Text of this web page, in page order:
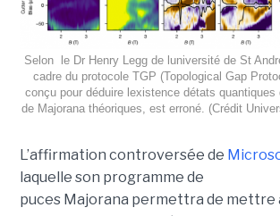
Selon le Dr Henry Legg de luniversité de St
cadre du protocole TGP (Topological Gap
conçu pour déduire lexistence détats
de Majorana théoriques, est erroné. (Crédit
L’affirmation controversée de
laquelle son programme de
puces Majorana permettra de mettre